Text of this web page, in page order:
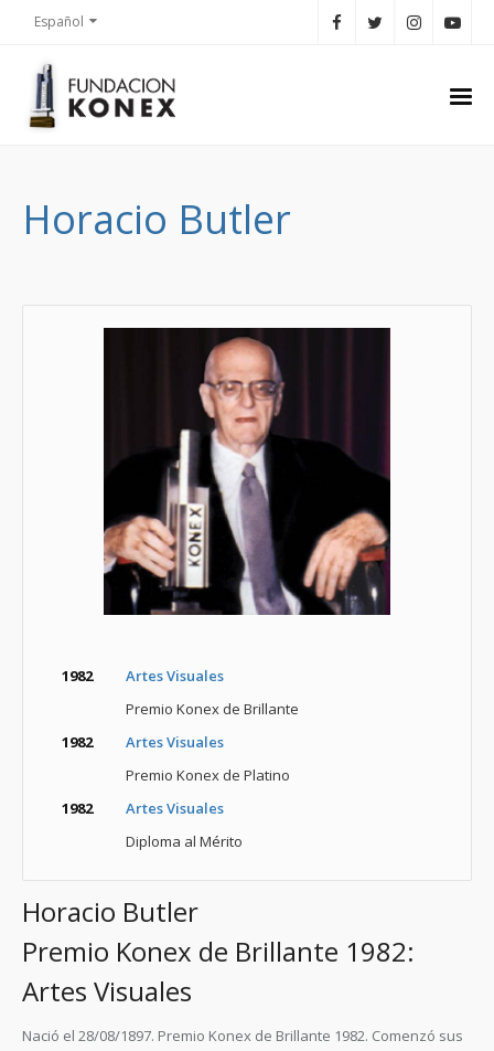
Español
Horacio Butler
1982
Artes Visuales
Premio Konex de Brillante
1982
Artes Visuales
Premio Konex de Platino
1982
Artes Visuales
Diploma al Mérito
Horacio Butler
Premio Konex de Brillante 1982:
Artes Visuales
Nació el 28/08/1897. Premio Konex de Brillante 1982. Comenzó sus